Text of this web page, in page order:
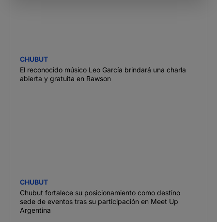
CHUBUT
El reconocido músico Leo García brindará una charla
abierta y gratuita en Rawson
CHUBUT
Chubut fortalece su posicionamiento como destino
sede de eventos tras su participación en Meet Up
Argentina